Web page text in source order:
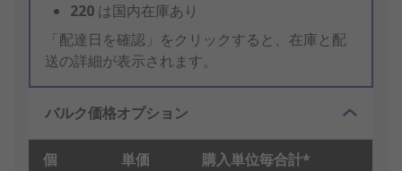
220 は国内在庫あり
「配達日を確認」をクリックすると、在庫と配
送の詳細が表示されます。
バルク価格オプション
個 単価 購入単位毎合計*